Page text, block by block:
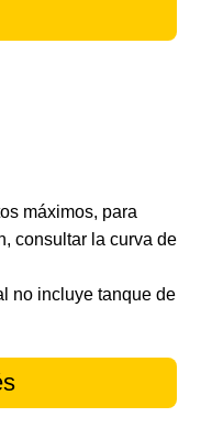
máximos, para
consultar la curva de
no incluye tanque de